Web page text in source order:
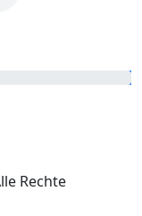
Rechte